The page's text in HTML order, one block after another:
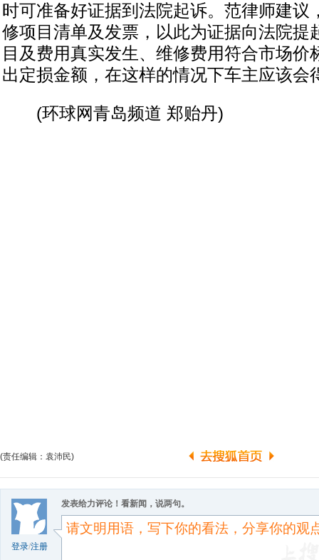
时可准备好证据到法院起诉。范律师建议
修项目清单及发票，以此为证据向法院提
目及费用真实发生、维修费用符合市场价
出定损金额，在这样的情况下车主应该会
(环球网青岛频道 郑贻丹)
(责任编辑：袁沛民)
登录/注册
发表给力评论！看新闻，说两句。